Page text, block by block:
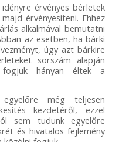
érvényes bérletek
érvényesíteni. Ehhez
alkalmával bemutatni
az esetben, ha bárki
úgy azt bárkire
sorszám alapján
hányan éltek a
még teljesen
kezdetéről, ezzel
sem tudunk egyelőre
és hivatalos fejlemény